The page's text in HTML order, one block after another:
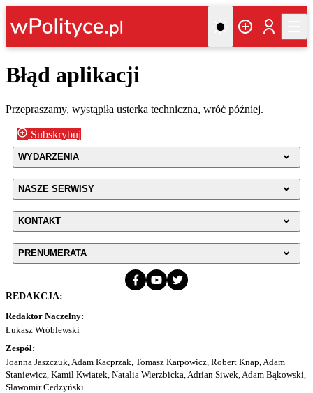
Błąd aplikacji
Przepraszamy, wystąpiła usterka techniczna, wróć później.
Subskrybuj
WYDARZENIA
NASZE SERWISY
KONTAKT
PRENUMERATA
REDAKCJA:
Redaktor Naczelny:
Łukasz Wróblewski
Zespół:
Joanna Jaszczuk, Adam Kacprzak, Tomasz Karpowicz, Robert Knap, Adam
Staniewicz, Kamil Kwiatek, Natalia Wierzbicka, Adrian Siwek, Adam Bąkowski,
Sławomir Cedzyński.